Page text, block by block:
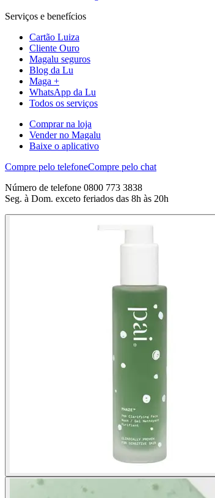
Serviços e benefícios
Cartão Luiza
Cliente Ouro
Magalu seguros
Blog da Lu
Maga +
WhatsApp da Lu
Todos os serviços
Comprar na loja
Vender no Magalu
Baixe o aplicativo
Compre pelo telefoneCompre pelo chat
Número de telefone 0800 773 3838
Seg. à Dom. exceto feriados das 8h às 20h